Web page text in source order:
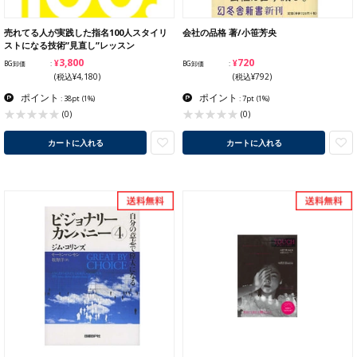
売れてる人が実践した指名100人スタイリ
ストになる技術”見直し”レッスン
BG卸価 ¥3,800
(税込¥4,180)
ポイント : 38pt (1%)
(0)
カートに入れる
会社の品格 著/小笹芳央
BG卸価 ¥720
(税込¥792)
ポイント : 7pt (1%)
(0)
カートに入れる